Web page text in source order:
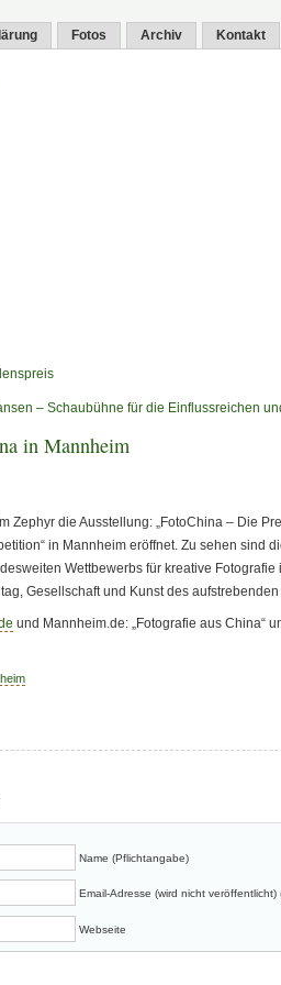
Fotos Archiv Kontakt
– Schaubühne für die Einflussreichen
in Mannheim
Zephyr die Ausstellung: „FotoChina – Die
in Mannheim eröffnet. Zu sehen sind
Wettbewerbs für kreative Fotografie
Gesellschaft und Kunst des aufstrebenden
und Mannheim.de: „Fotografie aus China“
Name (Pflichtangabe)
Email-Adresse (wird nicht
Webseite